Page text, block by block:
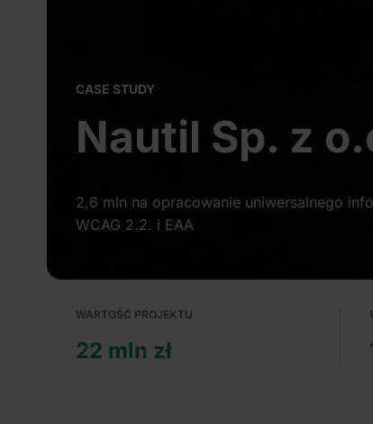
CASE STUDY
Nautil Sp. z
2,6 mln na opracowanie uniwersalnego
WCAG 2.2. i EAA
WARTOŚĆ PROJEKTU
22 mln zł